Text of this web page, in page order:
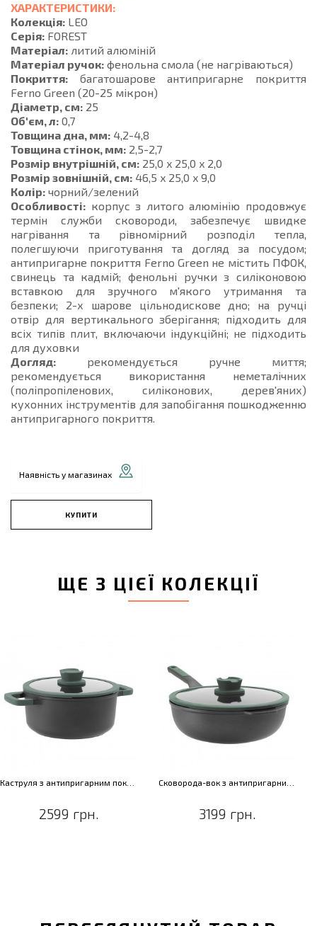
ХАРАКТЕРИСТИКИ:
Колекція: LEO
Серія: FOREST
Матеріал: литий алюміній
Матеріал ручок: фенольна смола (не нагріваються)
Покриття: багатошарове антипригарне покриття
Ferno Green (20-25 мікрон)
Діаметр, см: 25
Об'єм, л: 0,7
Товщина дна, мм: 4,2-4,8
Товщина стінок, мм: 2,5-2,7
Розмір внутрішній, см: 25,0 x 25,0 x 2,0
Розмір зовнішній, см: 46,5 x 25,0 x 9,0
Колір: чорний/зелений
Особливості: корпус з литого алюмінію продовжує
термін служби сковороди, забезпечує швидке
нагрівання та рівномірний розподіл тепла,
полегшуючи приготування та догляд за посудом;
антипригарне покриття Ferno Green не містить ПФОК,
свинець та кадмій; фенольні ручки з силіконовою
вставкою для зручного м'якого утримання та
безпеки; 2-х шарове цільнодискове дно; на ручці
отвір для вертикального зберігання; підходить для
всіх типів плит, включаючи індукційні; не підходить
для духовки
Догляд: рекомендується ручне миття;
рекомендується використання неметалічних
(поліпропіленових, силіконових, дерев'яних)
кухонних інструментів для запобігання пошкодженню
антипригарного покриття.
Наявність у магазинах
КУПИТИ
ЩЕ З ЦІЄЇ КОЛЕКЦІЇ
2599 грн. 3199 грн.